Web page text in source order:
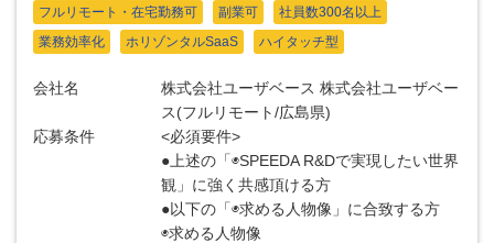
フルリモート・在宅勤務可 副業可
社員数300名以上
業務効率化
ホリゾンタルSaaS ハイタッチ型
会社名
株式会社ユーザベース 株式会社ユーザベー
ス(フルリモート/広島県)
応募条件
<必須要件>
●上述の「◉SPEEDA R&Dで実現したい世界
観」に強く共感頂ける方
●以下の「◉求める人物像」に合致する方
◉求める人物像